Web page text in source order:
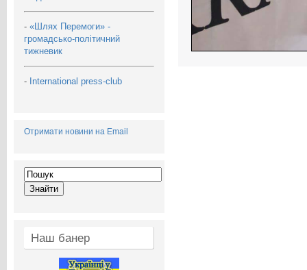
- «Шлях Перемоги» -
громадсько-політичний
тижневик
- International press-club
Отримати новини на Email
Наш банер